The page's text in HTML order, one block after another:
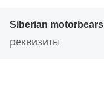
Siberian motorbears
реквизиты